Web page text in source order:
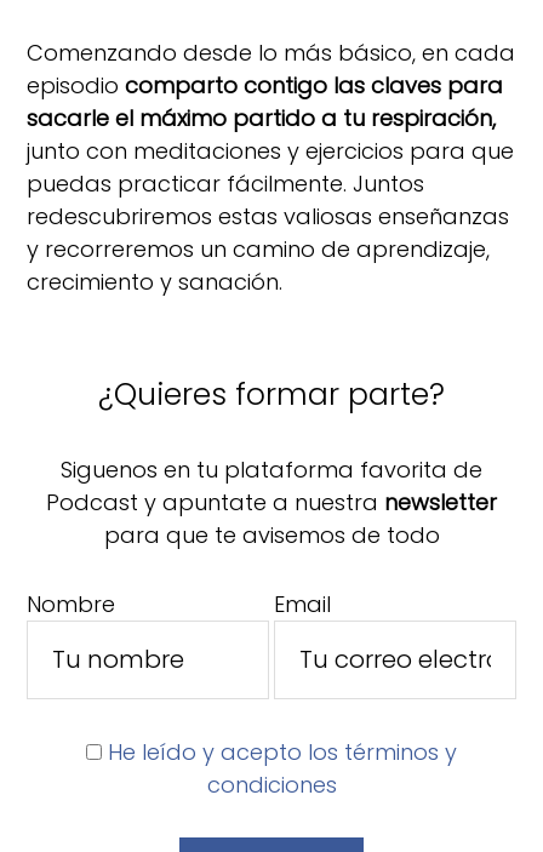
Comenzando desde lo más básico, en cada
episodiocomparto contigo las claves para
sacarle el máximo partido a tu respiración,
junto con meditaciones y ejercicios para que
puedas practicar fácilmente. Juntos
redescubriremos estas valiosas enseñanzas
y recorreremos un camino de aprendizaje,
crecimiento y sanación.
¿Quieres formar parte?
Siguenos en tu plataforma favorita de
Podcast y apuntate a nuestra newsletter
para que te avisemos de todo
Nombre Email
He leído y acepto los términos y
condiciones